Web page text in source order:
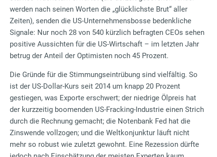
werden nach seinen Worten die „glücklichste Brut“ aller
Zeiten), senden die US-Unternehmensbosse bedenkliche
Signale: Nur noch 28 von 540 kürzlich befragten CEOs sehen
positive Aussichten für die US-Wirtschaft – im letzten Jahr
betrug der Anteil der Optimisten noch 45 Prozent.
Die Gründe für die Stimmungseintrübung sind vielfältig. So
ist der US-Dollar-Kurs seit 2014 um knapp 20 Prozent
gestiegen, was Exporte erschwert; der niedrige Ölpreis hat
der kurzzeitig boomenden US-Fracking-Industrie einen Strich
durch die Rechnung gemacht; die Notenbank Fed hat die
Zinswende vollzogen; und die Weltkonjunktur läuft nicht
mehr so robust wie zuletzt gewohnt. Eine Rezession dürfte